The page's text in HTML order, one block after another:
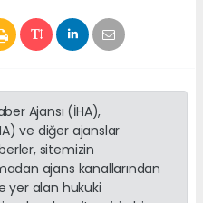
Ajansı (İHA),
ve diğer ajanslar
sitemizin
ajans kanallarından
yer alan hukuki